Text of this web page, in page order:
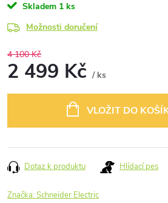
Skladem 1 ks
Možnosti doručení
4 100 Kč
2 499 Kč / ks
VLOŽIT DO
Dotaz k produktu Hlídací pes
Značka:Schneider Electric